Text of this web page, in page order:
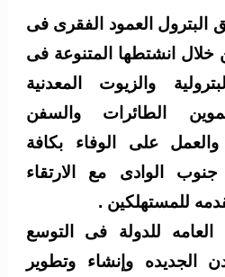
البترول العمود الفقرى فى
خلال انشتطها المتنوعة فى
والزيوت المعدنية
الطائرات والسفن
والعمل على الوفاء بكافة
الوادى مع الارتقاء
للمستهلكين .
للدولة فى التوسع
الجديده وإنشاء وتطوير